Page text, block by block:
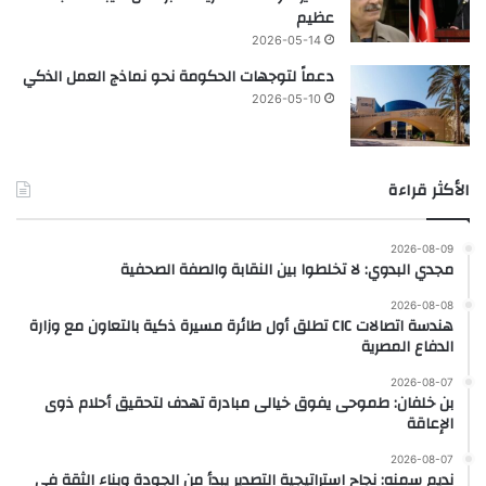
عظيم
2026-05-14
دعماً لتوجهات الحكومة نحو نماذج العمل الذكي
2026-05-10
الأكثر قراءة
2026-08-09
مجدي البدوي: لا تخلطوا بين النقابة والصفة الصحفية
2026-08-08
هندسة اتصالات CIC تطلق أول طائرة مسيرة ذكية بالتعاون مع وزارة
الدفاع المصرية
2026-08-07
بن خلفان: طموحى يفوق خيالى مبادرة تهدف لتحقيق أحلام ذوى
الإعاقة
2026-08-07